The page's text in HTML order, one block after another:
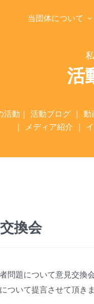
当団体について
活
活動 ｜ 活動ブログ｜ 動
｜
メディア紹介 ｜
換会
問題について意見交
ついて提言させて頂きま